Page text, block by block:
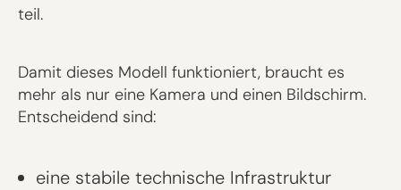
teil.
Damit dieses Modell funktioniert, braucht es
mehr als nur eine Kamera und einen Bildschirm.
Entscheidend sind:
eine stabile technische Infrastruktur